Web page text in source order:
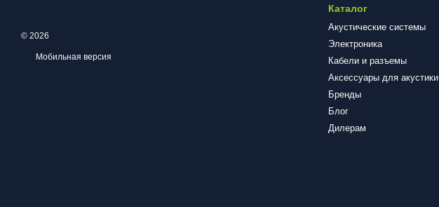
© 2026
Мобильная версия
Каталог
Акустические системы
Электроника
Кабели и разъемы
Аксессуары для акустики
Бренды
Блог
Дилерам